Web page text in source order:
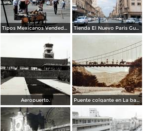
Tipos Mexicanos Vendedor de cocos junto a La terminal camionera Guadalajara, Jalisco 1961 Tienda El Nuevo Paris Guadalajara, Jalisco 1961
Aeropuerto. Puente colgante en La barranca de Oblatos.